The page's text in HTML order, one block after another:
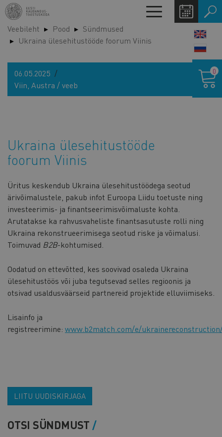
Liigu
edasi
põhisisu
juurde
Toggle
navigation
Veebileht Pood
Sündmused
Ukraina ülesehitustööde foorum Viinis
06.05.2025
Viin, Austra / veeb
Ukraina ülesehitustööde
foorum Viinis
Üritus keskendub Ukraina ülesehitustöödega seotud
ärivõimalustele, pakub infot Euroopa Liidu toetuste ning
investeerimis- ja finantseerimisvõimaluste kohta.
Arutatakse ka rahvusvaheliste finantsasutuste rolli ning
Ukraina rekonstrueerimisega seotud riske ja võimalusi.
Toimuvad B2B-kohtumised.
Oodatud on ettevõtted, kes soovivad osaleda Ukraina
ülesehitustöös või juba tegutsevad selles regioonis ja
otsivad usaldusväärseid partnereid projektide elluviimiseks.
Lisainfo ja
registreerimine: www.b2match.com/e/
0
LIITU UUDISKIRJAGA
OTSI SÜNDMUST